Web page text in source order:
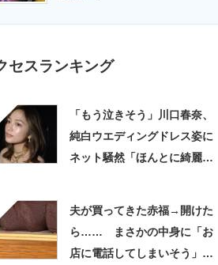
セスランキング
「もう泣きそう」川口春奈、
純白ウエディングドレス姿に
ネット騒然「ほんとに綺麗」
夫が買ってきた赤福→開けた
ら…… まさかの中身に「お
店に電話してしまいそう」